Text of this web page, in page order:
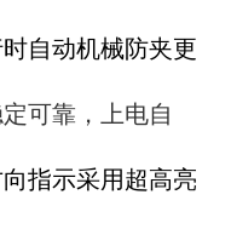
自动机械防夹更
可靠，上电自
指示采用超高亮